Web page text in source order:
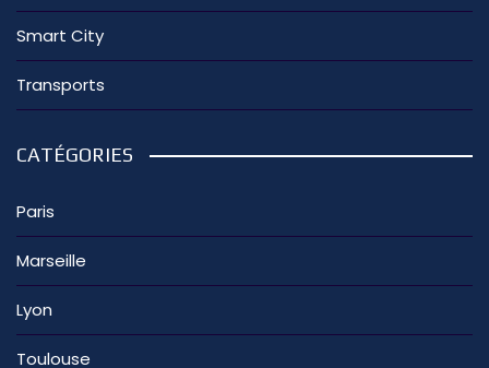
Smart City
Transports
CATÉGORIES
Paris
Marseille
Lyon
Toulouse